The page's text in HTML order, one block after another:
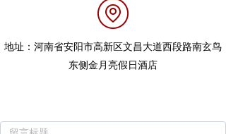
地址： 河南省安阳市高新区文昌大道西段路南玄鸟
东侧金月亮假日酒店